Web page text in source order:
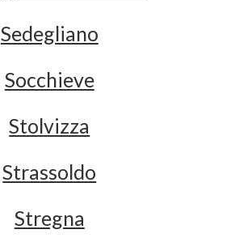
Sedegliano
Socchieve
Stolvizza
Strassoldo
Stregna